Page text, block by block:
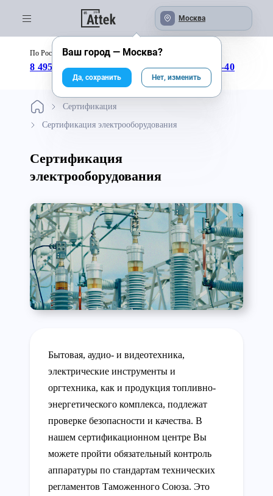
Москва
По России бесплатно:
8 495 246-04-43 8 800 333-25-40
Сертификация
Сертификация электрооборудования
Сертификация
электрооборудования
Бытовая, аудио- и видеотехника,
электрические инструменты и
оргтехника, как и продукция топливно-
энергетического комплекса, подлежат
проверке безопасности и качества. В
нашем сертификационном центре Вы
можете пройти обязательный контроль
аппаратуры по стандартам технических
регламентов Таможенного Союза. Это
Ваш город — Москва?
Да, сохранить Нет, изменить